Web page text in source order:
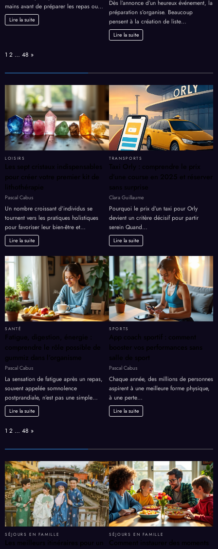
Joel 13 décembre 2019 Un commentaire
sur
Hygiène
alimentaire
qu’est-
pratiques
d’hygiène
Vous savez pourquoi il faut se laver les
mains avant de préparer les repas ou…
Henri 12 avril 2026 Aucun commentaire
en
:
et
Dès l’annonce d’un heureux événement, la
préparation s’organise. Beaucoup
pensent à la création de liste…
Page:
1 2 … 48Next
»
LOISIRS
Les sept cristaux indispensables
pour créer votre premier kit de
lithothérapie
Pascal Cabus
Un nombre croissant d’individus se
tournent vers les pratiques holistiques
pour favoriser leur bien-être et…
Lire la suite
TRANSPORTS
Taxi Orly : comprendre le prix
d’une course en 2025 et réserver
sans surprise
Clara Guillaume
Pourquoi le prix d’un taxi pour Orly
devient un critère décisif pour partir
serein Quand…
Lire la suite
SANTÉ
Fatigue, digestion, énergie :
comprendre le rôle possible de
gummiz dans l’organisme
Pascal Cabus
La sensation de fatigue après un repas,
souvent appelée somnolence
postprandiale, n’est pas une simple…
Lire la suite
SPORTS
App coach sportif : comment
booster vos performances sans
salle de sport
Pascal Cabus
Chaque année, des millions de personnes
aspirent à une meilleure forme physique,
à une perte…
Page:
1 2 … 48Next
»